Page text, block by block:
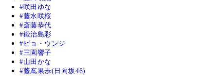
咲田ゆな
藤水咲桜
斎藤恭代
鍛治島彩
ピョ・ウンジ
三園響子
山田かな
藤嶌果歩(日向坂46)